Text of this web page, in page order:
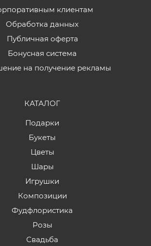
клиентам
Обработка данных
Публичная оферта
Бонусная система
на получение рекламы
КАТАЛОГ
Подарки
Букеты
Цветы
Шары
Игрушки
Композиции
Фудфлористика
Розы
Свадьба